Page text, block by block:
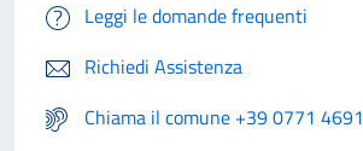
Leggi le domande frequenti
Richiedi Assistenza
Chiama il comune +39 0771 4691